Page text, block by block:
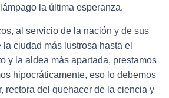
la última esperanza.
al servicio de la nación y de sus
ciudad más lustrosa hasta el
y la aldea más apartada, prestamos
hipocráticamente, eso lo debemos
rectora del quehacer de la ciencia y